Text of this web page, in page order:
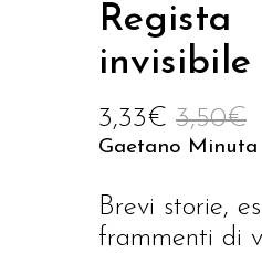
Regista
invisibile
3,50€
3,33€
Gaetano Minuta
Brevi storie,
frammenti di